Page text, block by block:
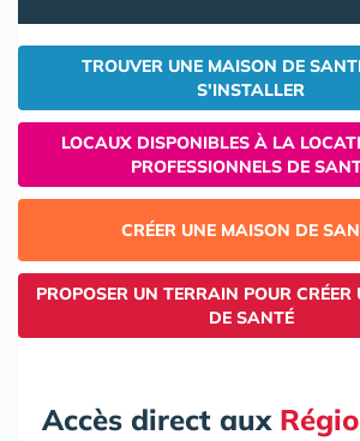
TROUVER UNE MAISON DE
S'INSTALLER
LOCAUX DISPONIBLES À LA
PROFESSIONNELS DE
CRÉER UNE MAISON DE
PROPOSER UN TERRAIN POUR CRÉER
DE SANTÉ
Accès direct aux